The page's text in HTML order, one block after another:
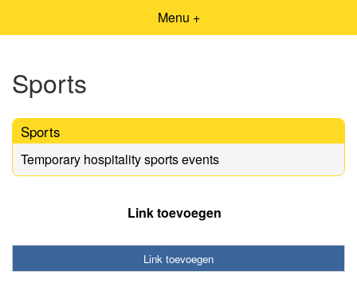
Menu +
Sports
Sports
Temporary hospitality sports events
Link toevoegen
Link toevoegen